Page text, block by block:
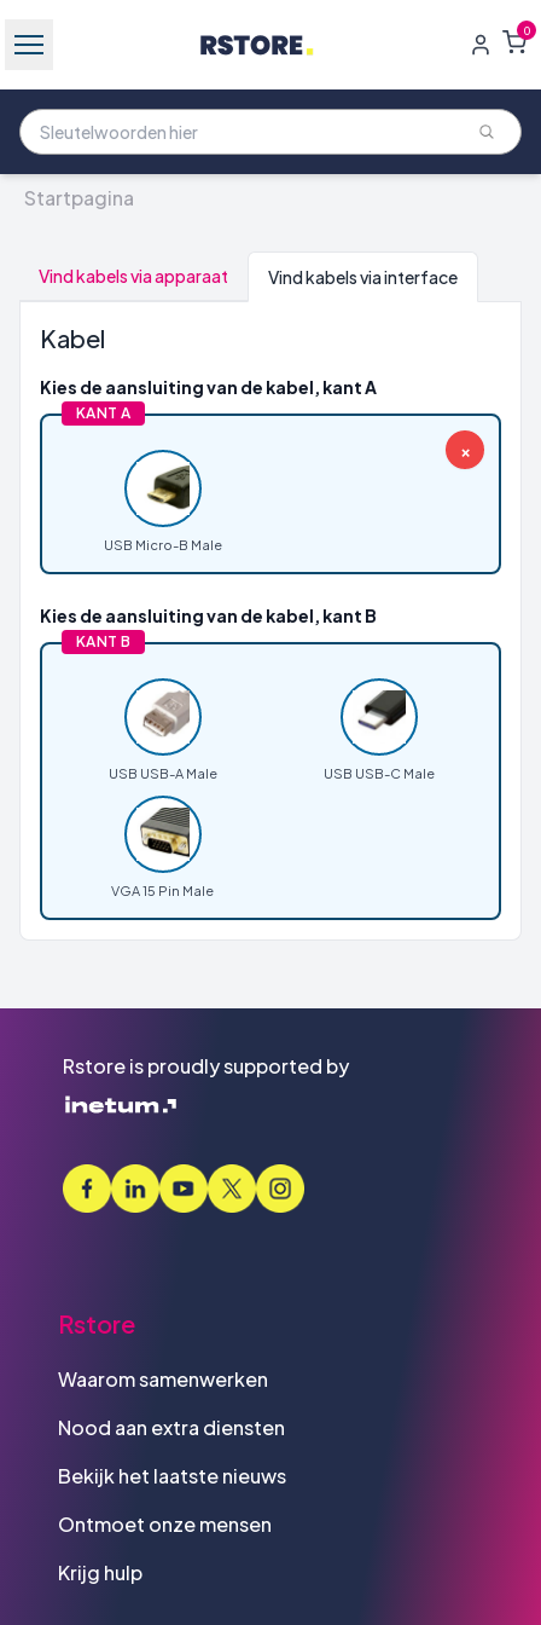
0
Startpagina
Vind kabels via apparaat Vind kabels via interface
Kabel
Kies de aansluiting van de kabel, kant A
KANT A
×
USB Micro-B Male
Kies de aansluiting van de kabel, kant B
KANT B
USB USB-A Male USB USB-C Male
VGA 15 Pin Male
Rstore is proudly supported by
Rstore
Waarom samenwerken
Nood aan extra diensten
Bekijk het laatste nieuws
Ontmoet onze mensen
Krijg hulp